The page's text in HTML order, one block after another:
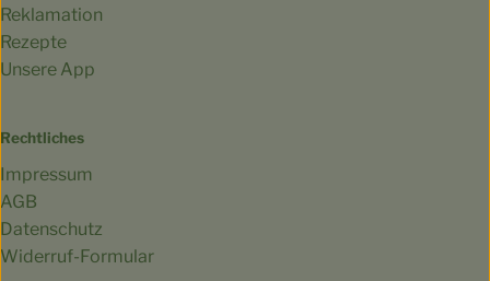
Reklamation
Rezepte
Unsere App
Rechtliches
Impressum
AGB
Datenschutz
Widerruf-Formular